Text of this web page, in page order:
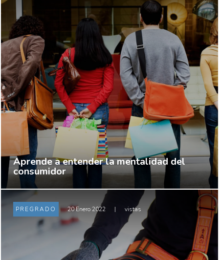
Aprende a entender la mentalidad del
consumidor
PREGRADO 20 Enero 2022 | vistas